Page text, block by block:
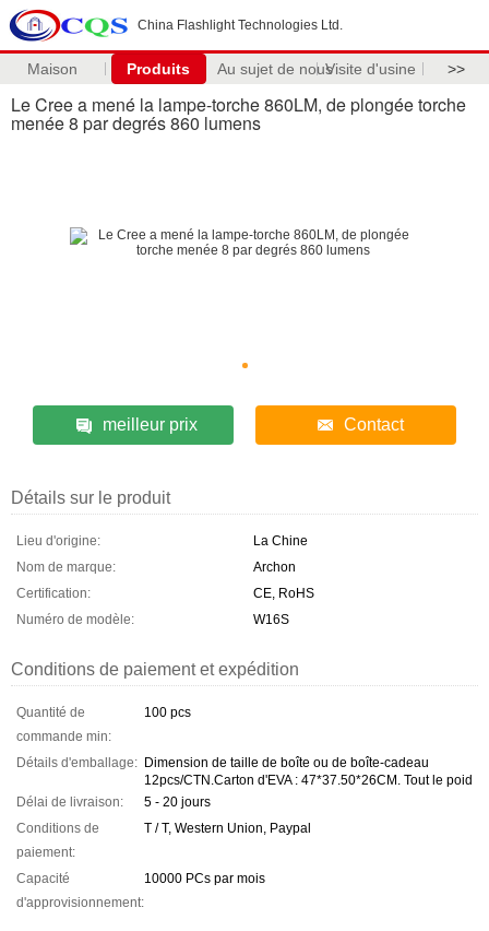
China Flashlight Technologies Ltd.
Maison Produits Au sujet de nousVisite d'usine >>
Le Cree a mené la lampe-torche 860LM, de plongée torche
menée 8 par degrés 860 lumens
meilleur prix Contact
Détails sur le produit
Lieu d'origine:
La Chine
Nom de marque:
Archon
Certification:
CE, RoHS
Numéro de modèle:
W16S
Conditions de paiement et expédition
Quantité de
commande min:
100 pcs
Détails d'emballage: Dimension de taille de boîte ou de boîte-cadeau
12pcs/CTN.Carton d'EVA : 47*37.50*26CM. Tout le poid
Délai de livraison:
5 - 20 jours
Conditions de
paiement:
T / T, Western Union, Paypal
Capacité
d'approvisionnement:
10000 PCs par mois